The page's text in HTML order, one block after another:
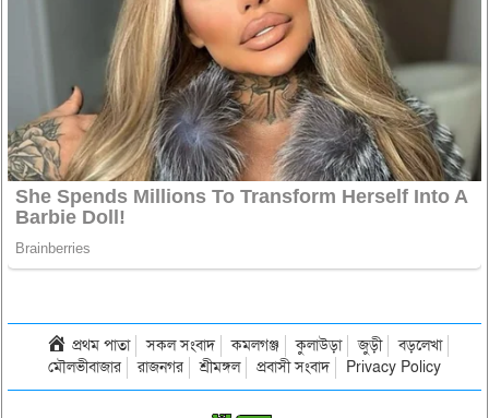
প্রথম পাতা সকল সংবাদ কমলগঞ্জ কুলাউড়া জুড়ী
বড়লেখা
মৌলভীবাজার
রাজনগর শ্রীমঙ্গল প্রবাসী সংবাদ Privacy Policy